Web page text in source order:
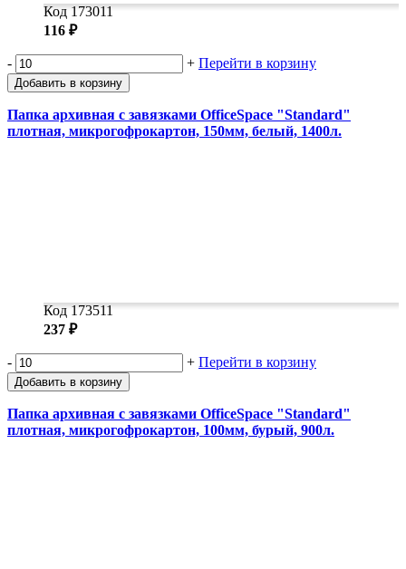
Код 173011
116 ₽
- + Перейти в корзину
Добавить в корзину
Папка архивная с завязками OfficeSpace "Standard"
плотная, микрогофрокартон, 150мм, белый, 1400л.
Код 173511
237 ₽
- + Перейти в корзину
Добавить в корзину
Папка архивная с завязками OfficeSpace "Standard"
плотная, микрогофрокартон, 100мм, бурый, 900л.